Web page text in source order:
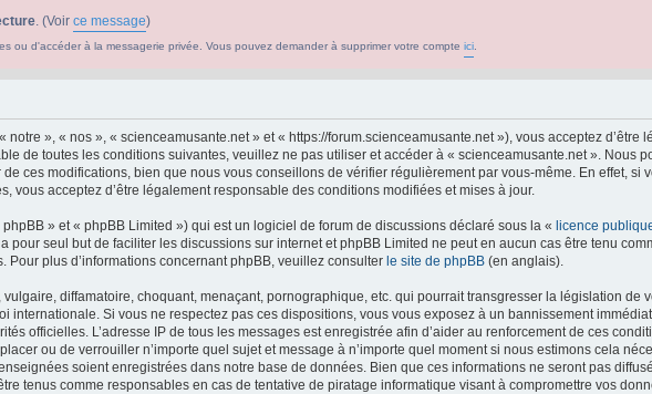
. (Voir ce message)
ou d'accéder à la messagerie privée. Vous pouvez demander à supprimer votre compte ici
», « nos », « scienceamusante.net » et « https://forum.scienceamusante.net »), vous acceptez d’être
de toutes les conditions suivantes, veuillez ne pas utiliser et accéder à « scienceamusante.net ». Nous
ces modifications, bien que nous vous conseillons de vérifier régulièrement par vous-même. En effet, si
vous acceptez d’être légalement responsable des conditions modifiées et mises à jour.
» et « phpBB Limited ») qui est un logiciel de forum de discussions déclaré sous la « licence
pour seul but de faciliter les discussions sur internet et phpBB Limited ne peut en aucun cas être tenu
plus d’informations concernant phpBB, veuillez consulter le site de phpBB (en anglais).
diffamatoire, choquant, menaçant, pornographique, etc. qui pourrait transgresser la législation de
Si vous ne respectez pas ces dispositions, vous vous exposez à un bannissement
officielles. L’adresse IP de tous les messages est enregistrée afin d’aider au renforcement de ces
ou de verrouiller n’importe quel sujet et message à n’importe quel moment si nous estimons cela
soient enregistrées dans notre base de données. Bien que ces informations ne seront pas
tenus comme responsables en cas de tentative de piratage informatique visant à compromettre vos